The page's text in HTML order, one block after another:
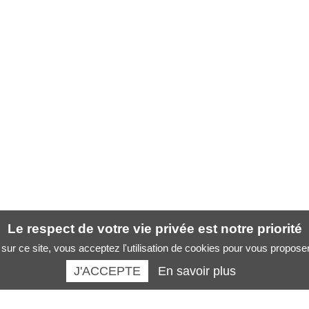
Le respect de votre vie privée est notre priorité
ce site, vous acceptez l'utilisation de cookies pour vous
J'ACCEPTE En savoir plus